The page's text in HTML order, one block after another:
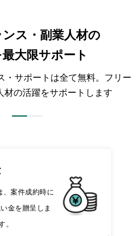
ス・副業人材の
大限サポート
・サポートは全て無料。フリー
材の活躍をサポートします
、案件成約時に
金を贈呈しま
。